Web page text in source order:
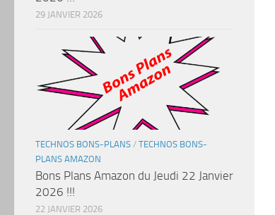
29 JANVIER 2026
TECHNOS BONS-PLANS / TECHNOS BONS-
PLANS AMAZON
Bons Plans Amazon du Jeudi 22 Janvier
2026 !!!
22 JANVIER 2026